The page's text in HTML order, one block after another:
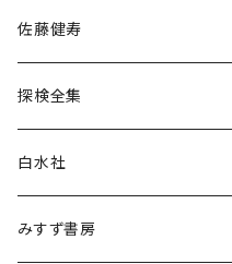
民族・風習
言語・ことば
佐藤健寿
探検全集
白水社
みすず書房